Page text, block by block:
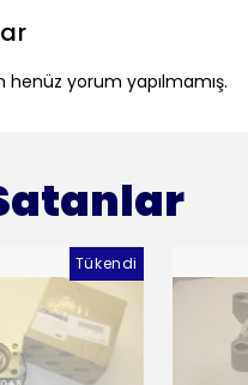
henüz yorum yapılmamış.
Tükendi